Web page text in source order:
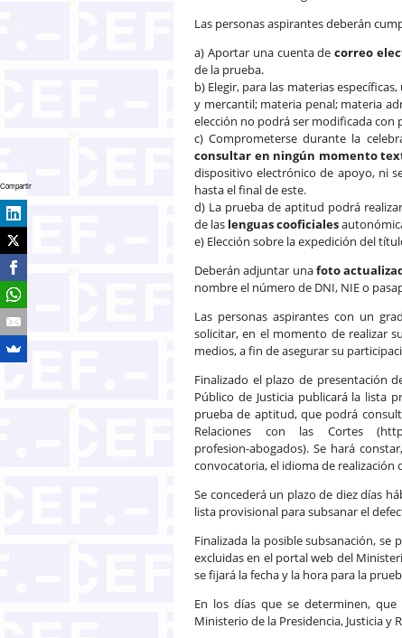
Las personas aspirantes deberán
a) Aportar una cuenta decorreo
de la prueba.
b) Elegir, para las materias específicas,
y mercantil; materia penal; materia
elección no podrá ser modificada con
c) Comprometerse durante la
consultar en ningún momento
dispositivo electrónico de apoyo, ni
hasta el final de este.
d) La prueba de aptitud podrá
de las lenguas cooficiales
e) Elección sobre la expedición del
Deberán adjuntar unafoto
nombre el número de DNI, NIE o
Las personas aspirantes con un
solicitar, en el momento de realizar
medios, a fin de asegurar su
Finalizado el plazo de presentación
Público de Justicia publicará la lista
prueba de aptitud, que podrá
Relaciones con las Cortes
profesion-abogados). Se hará
convocatoria, el idioma de
Se concederá un plazo de diez días
lista provisional para subsanar el
Finalizada la posible subsanación, se
excluidas en el portal web del
se fijará la fecha y la hora para la
En los días que se determinen,
Ministerio de la Presidencia, Justicia y
Compartir